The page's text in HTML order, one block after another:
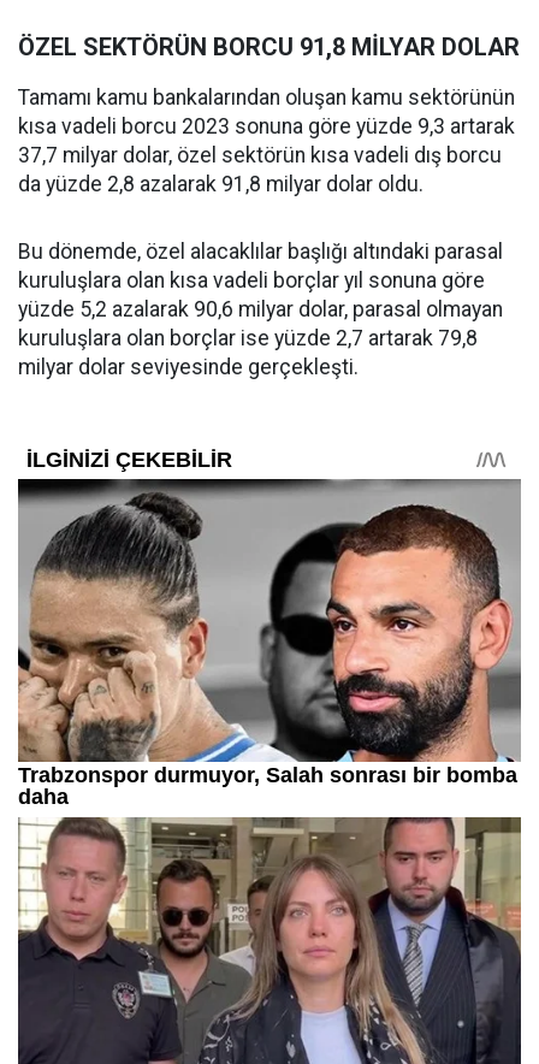
ÖZEL SEKTÖRÜN BORCU 91,8 MİLYAR DOLAR
Tamamı kamu bankalarından oluşan kamu sektörünün
kısa vadeli borcu 2023 sonuna göre yüzde 9,3 artarak
37,7 milyar dolar, özel sektörün kısa vadeli dış borcu
da yüzde 2,8 azalarak 91,8 milyar dolar oldu.
Bu dönemde, özel alacaklılar başlığı altındaki parasal
kuruluşlara olan kısa vadeli borçlar yıl sonuna göre
yüzde 5,2 azalarak 90,6 milyar dolar, parasal olmayan
kuruluşlara olan borçlar ise yüzde 2,7 artarak 79,8
milyar dolar seviyesinde gerçekleşti.